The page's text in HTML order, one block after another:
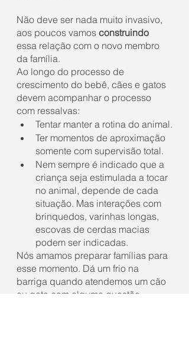
Não deve ser nada muito invasivo,
aos poucos vamos construindo
essa relação com o novo membro
da família.
Ao longo do processo de
crescimento do bebê, cães e gatos
devem acompanhar o processo
com ressalvas:
Tentar manter a rotina do animal.
Ter momentos de aproximação
somente com supervisão total.
Nem sempre é indicado que a
criança seja estimulada a tocar
no animal, depende de cada
situação. Mas interações com
brinquedos, varinhas longas,
escovas de cerdas macias
podem ser indicadas.
Nós amamos preparar famílias para
esse momento. Dá um frio na
barriga quando atendemos um cão
ou gato com alguma questão